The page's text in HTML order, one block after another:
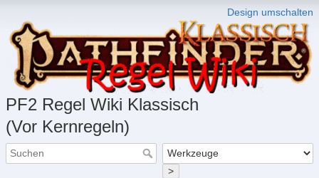
Design umschalten
PF2 Regel Wiki Klassisch
(Vor Kernregeln)
>